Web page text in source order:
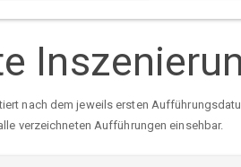
nach dem jeweils ersten
verzeichneten Aufführungen einsehbar.